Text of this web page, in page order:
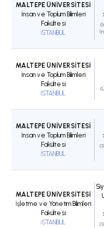
MALTEPE ÜNİVERSİTESİ
İnsan ve Toplum Bilimleri
Fakültesi
İSTANBUL
MALTEPE ÜNİVERSİTESİ
İnsan ve Toplum Bilimleri
Fakültesi
İSTANBUL
MALTEPE ÜNİVERSİTESİ
İnsan ve Toplum Bilimleri
Fakültesi
İSTANBUL
MALTEPE ÜNİVERSİTESİ
İşletme ve Yönetim Bilimleri
Fakültesi
İSTANBUL